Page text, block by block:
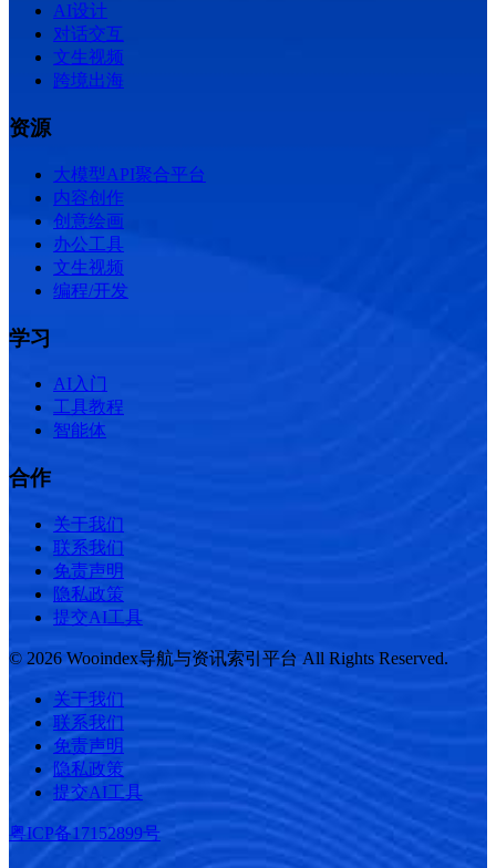
AI设计
对话交互
文生视频
跨境出海
资源
大模型API聚合平台
内容创作
创意绘画
办公工具
文生视频
编程/开发
学习
AI入门
工具教程
智能体
合作
关于我们
联系我们
免责声明
隐私政策
提交AI工具
© 2026 Wooindex导航与资讯索引平台 All Rights Reserved.
关于我们
联系我们
免责声明
隐私政策
提交AI工具
粤ICP备17152899号